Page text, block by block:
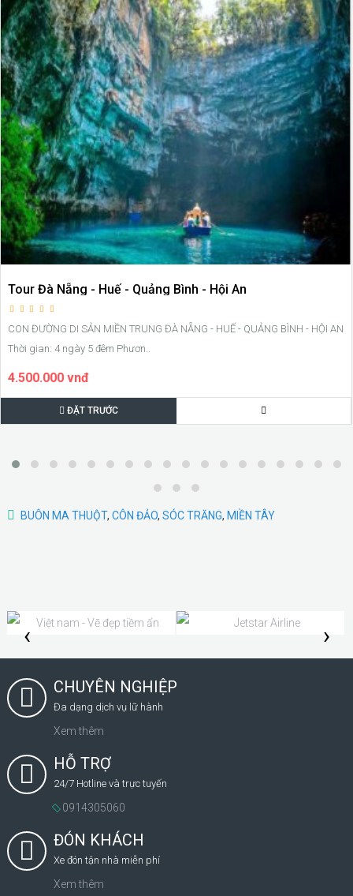
Tour Đà Nẵng - Huế - Quảng Bình - Hội An
CON ĐƯỜNG DI SẢN MIỀN TRUNG ĐÀ NẴNG - HUẾ - QUẢNG BÌNH - HỘI AN
Thời gian: 4 ngày 5 đêm Phươn..
4.500.000 vnđ
ĐẶT TRƯỚC
BUÔN MA THUỘT, CÔN ĐẢO, SÓC TRĂNG, MIỀN TÂY
‹ ›
CHUYÊN NGHIỆP
Đa dạng dịch vụ lữ hành
Xem thêm
HỖ TRỢ
24/7 Hotline và trực tuyến
0914305060
ĐÓN KHÁCH
Xe đón tận nhà miễn phí
Xem thêm